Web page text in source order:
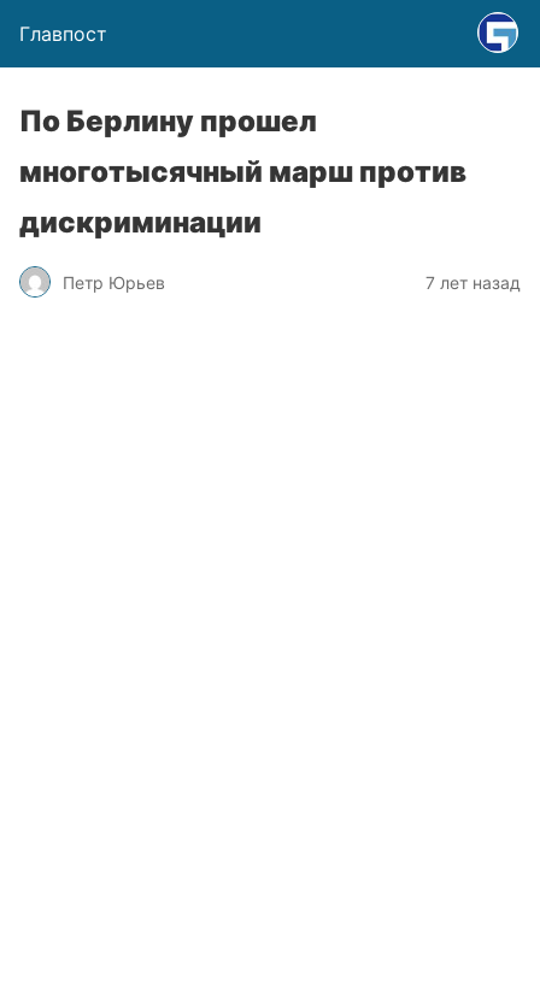
Главпост
По Берлину прошел
многотысячный марш против
дискриминации
Петр Юрьев 7 лет назад